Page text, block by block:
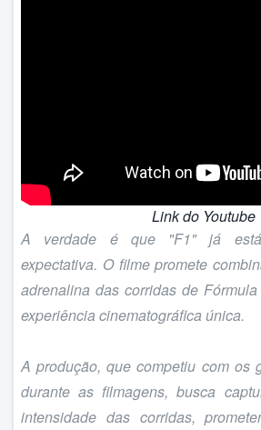
Link do Youtube
A verdade é que "F1" já
expectativa. O filme promete
adrenalina das corridas de
experiência cinematográfica única.
A produção, que competiu com os
durante as filmagens, busca
intensidade das corridas,